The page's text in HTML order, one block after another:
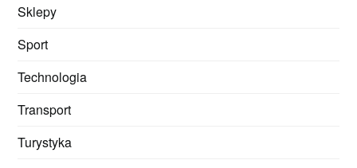
Sklepy
Sport
Technologia
Transport
Turystyka